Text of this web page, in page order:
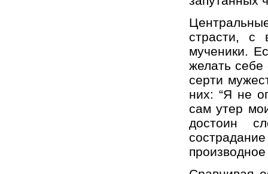
страсти, с
мученики.
желать
серти
них: “Я не
сам утер
достоин